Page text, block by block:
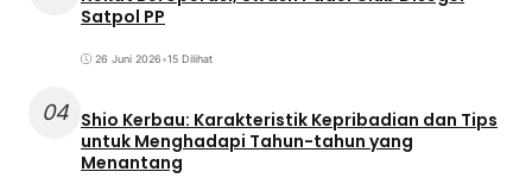
Satpol PP
26 Juni 2026•15 Dilihat
04 Shio Kerbau: Karakteristik Kepribadian dan Tips
untuk Menghadapi Tahun-tahun yang
Menantang